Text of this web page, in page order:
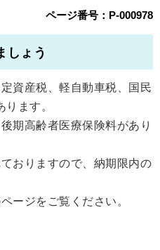
ページ番号：P-000978
しょう
資産税、軽自動車税、国民
ます。
期高齢者医療保険料があり
おりますので、納期限内の
ージをご覧ください。